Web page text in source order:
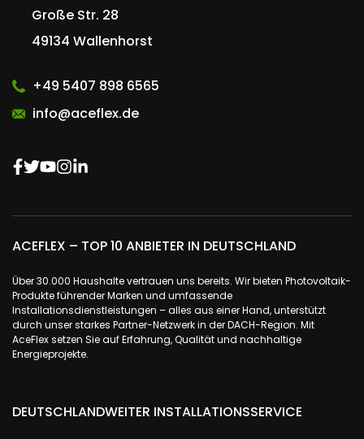
Große Str. 28
49134 Wallenhorst
+49 5407 898 6565
info@aceflex.de
ACEFLEX – TOP 10 ANBIETER IN DEUTSCHLAND
Über 30.000 Haushalte vertrauen uns bereits. Wir bieten Photovoltaik-
Produkte führender Marken und umfassende
Installationsdienstleistungen – alles aus einer Hand, unterstützt
durch unser starkes Partner-Netzwerk in der DACH-Region. Mit
AceFlex setzen Sie auf Erfahrung, Qualität und nachhaltige
Energieprojekte.
DEUTSCHLANDWEITER INSTALLATIONSSERVICE